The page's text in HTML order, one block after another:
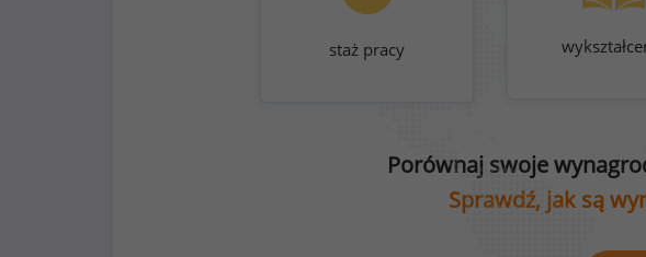
staż pracy
Porównaj swoje
Sprawdź, jak są